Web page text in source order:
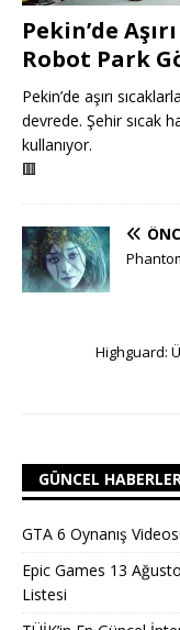
Pekin’de
Robot Park
Pekin’de aşırı
devrede. Şehir sıcak
kullanıyor.
🟥
Highguard:
GÜNCEL
GTA 6 Oynanış
Epic Games 13
Listesi